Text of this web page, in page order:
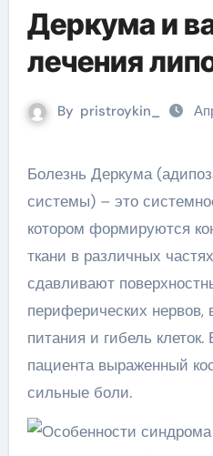
Деркума и
лечения
By pristroykin_
Болезнь Деркума (адипозалгия нервной
системы) – это
котором формируются
ткани в различных
сдавливают
периферических
питания и гибель клеток.
пациента выраженный
сильные боли.